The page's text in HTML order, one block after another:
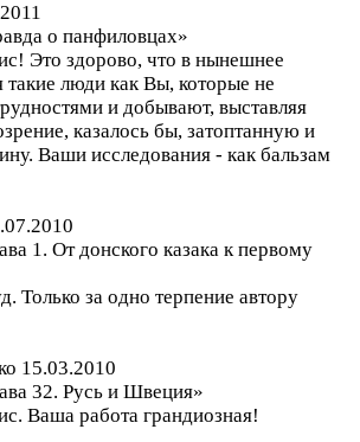
о панфиловцах»
Это здорово, что в нынешнее
такие люди как Вы, которые не
и добывают, выставляя
казалось бы, затоптанную и
Ваши исследования - как бальзам
1. От донского казака к первому
Только за одно терпение автору
15.03.2010
32. Русь и Швеция»
Ваша работа грандиозная!